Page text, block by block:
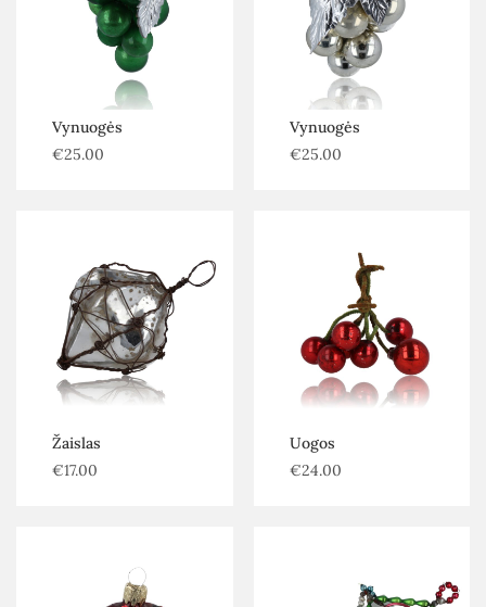
Vynuogės
€25.00
Vynuogės
€25.00
Žaislas
€17.00
Uogos
€24.00